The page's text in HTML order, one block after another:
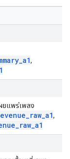
_a1,
ยแพร่เพลง
_raw_a1,
_raw_a1